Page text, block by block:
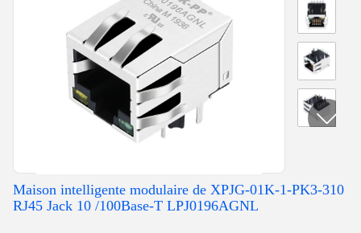
Maison intelligente modulaire de XPJG-01K-1-PK3-310
RJ45 Jack 10 /100Base-T LPJ0196AGNL